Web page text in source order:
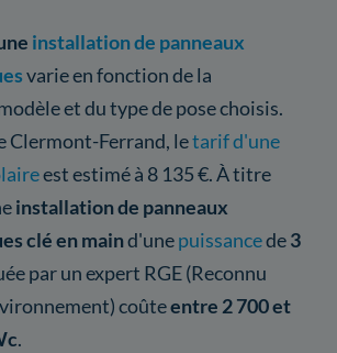
installation de panneaux
varie en fonction de la
et du type de pose choisis.
Clermont-Ferrand, letarif d'une
est estimé à 8 135 €. À titre
installation de panneaux
clé en maind'unepuissancede3
par un expert RGE (Reconnu
coûteentre 2 700 et
.